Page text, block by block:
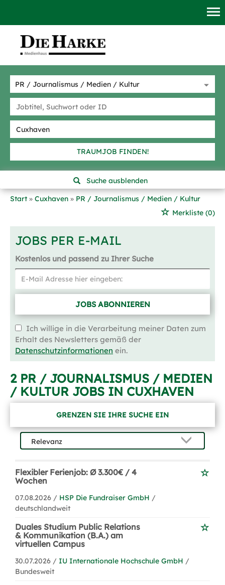
TRAUMJOB FINDEN!
Suche ausblenden
Start
Cuxhaven
PR / Journalismus / Medien / Kultur
Merkliste (0)
JOBS PER E-MAIL
Kostenlos und passend zu Ihrer Suche
JOBS ABONNIEREN
Ich willige in die Verarbeitung meiner Daten zum
Erhalt des Newsletters gemäß der
Datenschutzinformationen ein.
2 PR / JOURNALISMUS / MEDIEN
/ KULTUR JOBS IN CUXHAVEN
GRENZEN SIE IHRE SUCHE EIN
Flexibler Ferienjob: Ø 3.300€ / 4
Wochen
07.08.2026 / HSP Die Fundraiser GmbH /
deutschlandweit
Duales Studium Public Relations
& Kommunikation (B.A.) am
virtuellen Campus
30.07.2026 / IU Internationale Hochschule GmbH /
Bundesweit